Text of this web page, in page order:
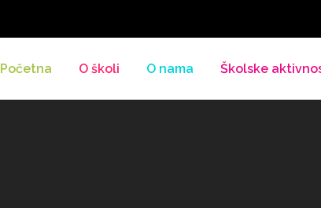
Početna O školi O nama Školske